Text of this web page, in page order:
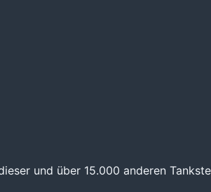
und über 15.000 anderen